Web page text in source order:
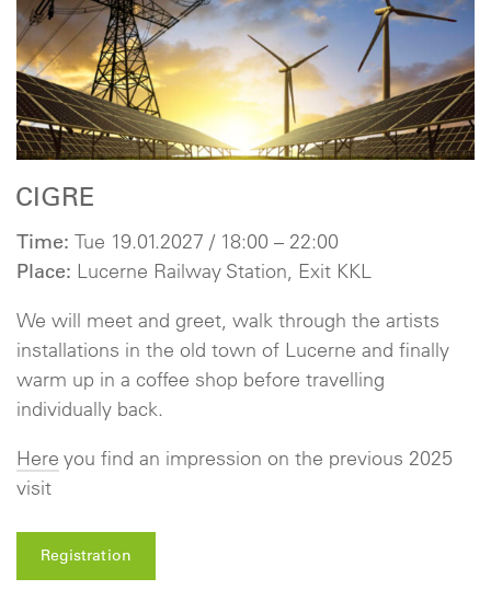
CIGRE
Time: Tue 19.01.2027 / 18:00 – 22:00
Place: Lucerne Railway Station, Exit KKL
We will meet and greet, walk through the artists
installations in the old town of Lucerne and finally
warm up in a coffee shop before travelling
individually back.
Here you find an impression on the previous 2025
visit
Registration